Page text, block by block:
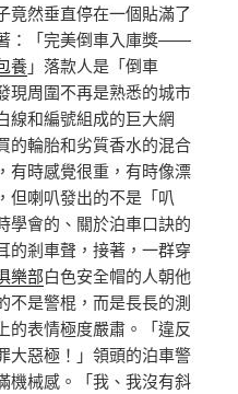
竟然垂直停在一個貼滿了
：「完美倒車入庫獎——
養」落款人是「倒車
現周圍不再是熟悉的城市
線和編號組成的巨大網
的輪胎和劣質香水的混合
有時感覺很重，有時像漂
但喇叭發出的不是「叭
學會的、關於泊車口訣的
的剎車聲，接著，一群穿
樂部白色安全帽的人朝他
不是警棍，而是長長的測
的表情極度嚴肅。「違反
大惡極！」領頭的泊車警
機械感。「我、我沒有斜